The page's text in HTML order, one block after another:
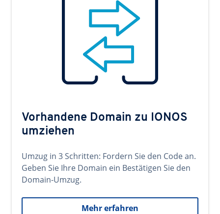
Vorhandene Domain zu IONOS
umziehen
Umzug in 3 Schritten: Fordern Sie den Code an.
Geben Sie Ihre Domain ein Bestätigen Sie den
Domain-Umzug.
Mehr erfahren